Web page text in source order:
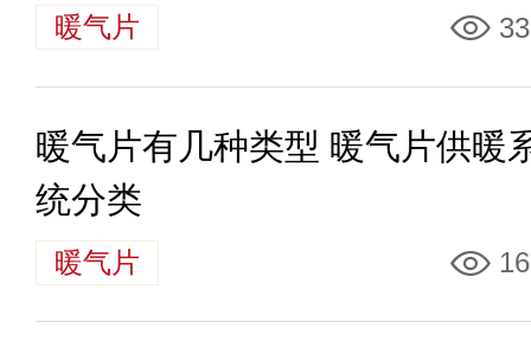
暖气片
暖气片有几种类型 暖气片供暖
统分类
暖气片